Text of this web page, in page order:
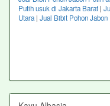
Putih usuk di Jakarta Barat |
Utara| Jual Bibit Pohon